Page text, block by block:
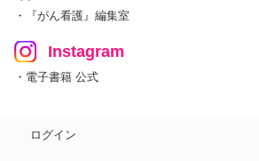
・『がん看護』編集室
Instagram
・電子書籍 公式
ログイン